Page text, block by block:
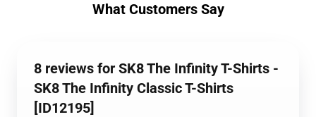
What Customers Say
8 reviews for SK8 The Infinity T-Shirts -
SK8 The Infinity Classic T-Shirts
[ID12195]